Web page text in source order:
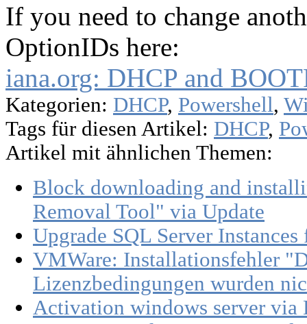
If you need to change
OptionIDs here:
iana.org: DHCP and
Kategorien: DHCP, Powershell,
Tags für diesen Artikel: DHCP,
Artikel mit ähnlichen Themen:
Block downloading and
Removal Tool" via Update
Upgrade SQL Server
VMWare: Installationsfehler
Lizenzbedingungen wurden
Activation windows server via